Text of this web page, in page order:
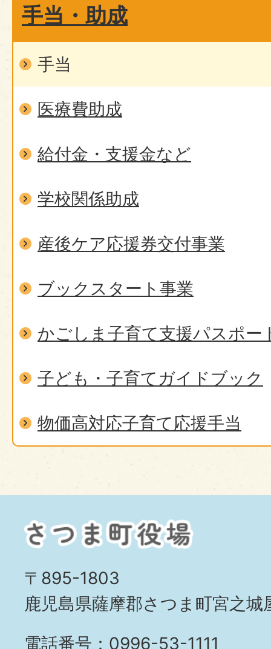
手当・助成
手当
医療費助成
給付金・支援金など
学校関係助成
産後ケア応援券交付事業
ブックスタート事業
かごしま子育て支援パスポー
子ども・子育てガイドブック
物価高対応子育て応援手当
〒895-1803
鹿児島県薩摩郡さつま町宮之城
電話番号：0996-53-1111